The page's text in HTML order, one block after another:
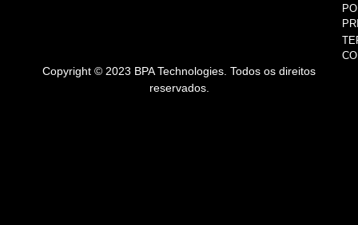
Copyright © 2023 BPA Technologies. Todos os direitos
reservados.